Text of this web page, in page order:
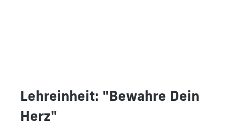
Lehreinheit: "Bewahre Dein
Herz"